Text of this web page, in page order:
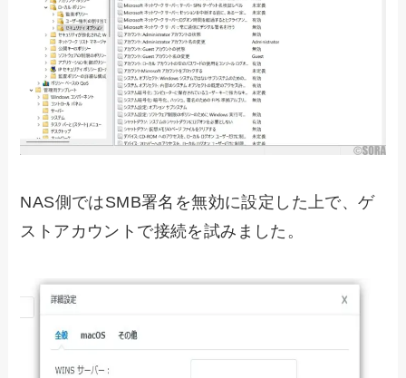
NAS側ではSMB署名を無効に設定した上で、ゲ
ストアカウントで接続を試みました。